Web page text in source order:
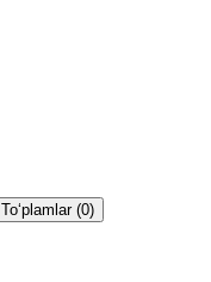
To‘plamlar (0)